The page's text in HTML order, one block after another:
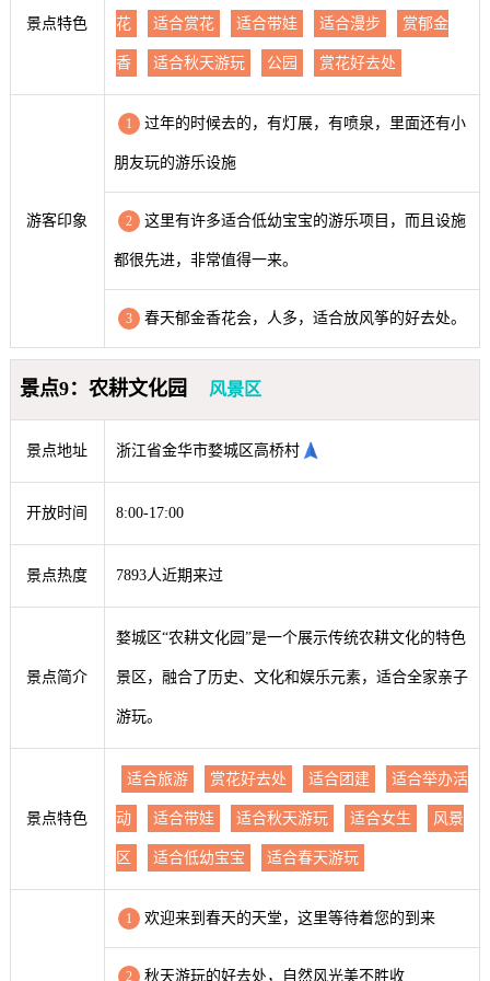
景点特色 花 适合赏花 适合带娃 适合漫步 赏郁金
香 适合秋天游玩 公园 赏花好去处
游客印象
1 过年的时候去的，有灯展，有喷泉，里面还有小
朋友玩的游乐设施
2 这里有许多适合低幼宝宝的游乐项目，而且设施
都很先进，非常值得一来。
3 春天郁金香花会，人多，适合放风筝的好去处。
景点9：农耕文化园 风景区
景点地址 浙江省金华市婺城区高桥村
开放时间 8:00-17:00
景点热度 7893人近期来过
景点简介
婺城区“农耕文化园”是一个展示传统农耕文化的特色
景区，融合了历史、文化和娱乐元素，适合全家亲子
游玩。
景点特色
适合旅游 赏花好去处 适合团建 适合举办活
动 适合带娃 适合秋天游玩 适合女生 风景
区 适合低幼宝宝 适合春天游玩
1 欢迎来到春天的天堂，这里等待着您的到来
2 秋天游玩的好去处，自然风光美不胜收